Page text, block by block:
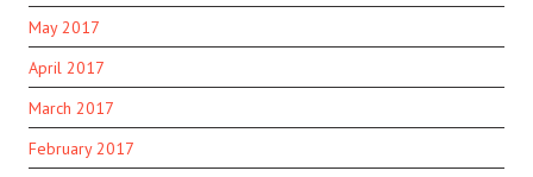
May 2017
April 2017
March 2017
February 2017